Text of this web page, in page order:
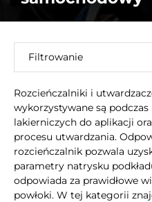
Filtrowanie
Rozcieńczalniki i
wykorzystywane są
lakierniczych do aplikacji
procesu utwardzania.
rozcieńczalnik pozwala
parametry natrysku
odpowiada za prawidłowe
powłoki. W tej kategorii